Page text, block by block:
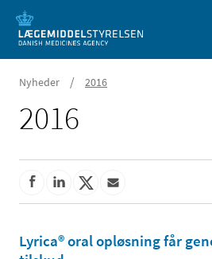
Nyheder / 2016
2016
Lyrica® oral opløsning får